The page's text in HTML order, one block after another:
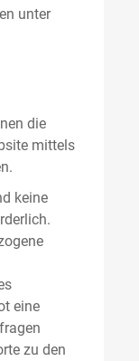
unter
die
mittels
keine
eine
zu den